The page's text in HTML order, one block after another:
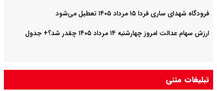
فرودگاه شهدای ساری فردا ۱۵ مرداد ۱۴۰۵ تعطیل می‌شود
ارزش سهام عدالت امروز چهارشنبه ۱۴ مرداد ۱۴۰۵ چقدر شد؟+ جدول
تبلیغات متنی